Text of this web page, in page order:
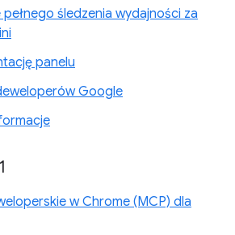
śledzenia wydajności za
panelu
Google
w Chrome (MCP) dla